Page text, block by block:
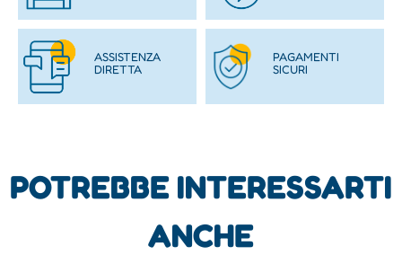
ASSISTENZA
DIRETTA
PAGAMENTI
SICURI
POTREBBE INTERESSARTI
ANCHE